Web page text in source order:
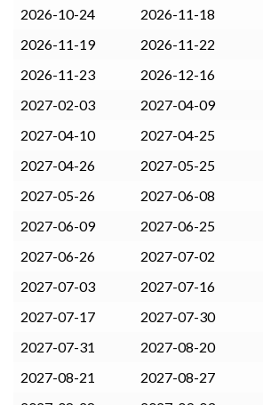
2026-10-24
2026-11-18
2026-11-19
2026-11-22
2026-11-23
2026-12-16
2027-02-03
2027-04-09
2027-04-10
2027-04-25
2027-04-26
2027-05-25
2027-05-26
2027-06-08
2027-06-09
2027-06-25
2027-06-26
2027-07-02
2027-07-03
2027-07-16
2027-07-17
2027-07-30
2027-07-31
2027-08-20
2027-08-21
2027-08-27